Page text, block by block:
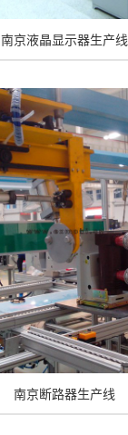
南京液晶显示器生产线
南京断路器生产线